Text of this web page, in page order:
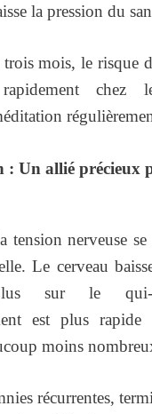
la pression du
mois, le risque
chez
: Un allié précieux
tension nerveuse se
Le cerveau
sur le qui-
est plus
moins
récurrentes,